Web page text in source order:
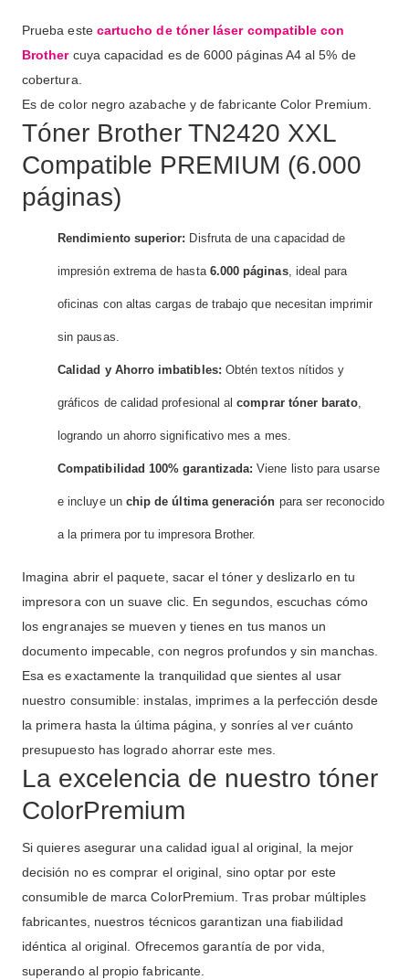
Prueba este cartucho de tóner láser compatible con
Brothercuya capacidad es de 6000 páginas A4 al 5% de
cobertura.
Es de color negro azabache y de fabricante Color Premium.
Tóner Brother TN2420 XXL
Compatible PREMIUM (6.000
páginas)
Rendimiento superior: Disfruta de una capacidad de
impresión extrema de hasta 6.000 páginas, ideal para
oficinas con altas cargas de trabajo que necesitan imprimir
sin pausas.
Calidad y Ahorro imbatibles: Obtén textos nítidos y
gráficos de calidad profesional alcomprar tóner barato,
logrando un ahorro significativo mes a mes.
Compatibilidad 100% garantizada: Viene listo para usarse
e incluye un chip de última generación para ser reconocido
a la primera por tu impresora Brother.
Imagina abrir el paquete, sacar el tóner y deslizarlo en tu
impresora con un suave clic. En segundos, escuchas cómo
los engranajes se mueven y tienes en tus manos un
documento impecable, con negros profundos y sin manchas.
Esa es exactamente la tranquilidad que sientes al usar
nuestro consumible: instalas, imprimes a la perfección desde
la primera hasta la última página, y sonríes al ver cuánto
presupuesto has logrado ahorrar este mes.
La excelencia de nuestro tóner
ColorPremium
Si quieres asegurar una calidad igual al original, la mejor
decisión no es comprar el original, sino optar por este
consumible de marca ColorPremium. Tras probar múltiples
fabricantes, nuestros técnicos garantizan una fiabilidad
idéntica al original. Ofrecemos garantía de por vida,
superando al propio fabricante.